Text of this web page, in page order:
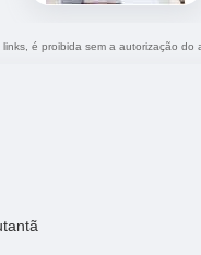
é proibida sem a autorização